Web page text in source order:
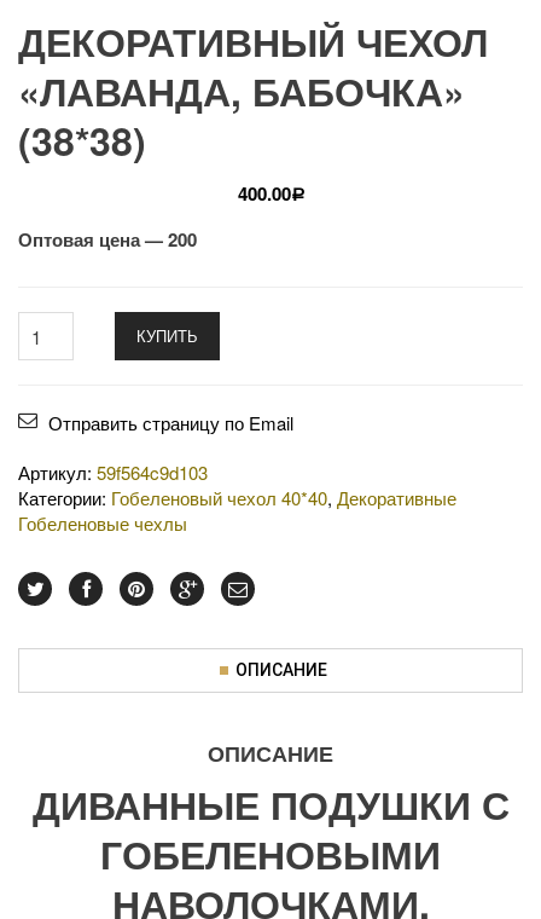
ДЕКОРАТИВНЫЙ ЧЕХОЛ
«ЛАВАНДА, БАБОЧКА»
(38*38)
400.00Р
Оптовая цена — 200
КУПИТЬ
Отправить страницу по Email
Артикул: 59f564c9d103
Категории: Гобеленовый чехол 40*40, Декоративные
Гобеленовые чехлы
ОПИСАНИЕ
ОПИСАНИЕ
ДИВАННЫЕ ПОДУШКИ С
ГОБЕЛЕНОВЫМИ
НАВОЛОЧКАМИ.